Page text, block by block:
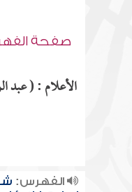
صفحة
الأعلام : ( عبد
الفهرس: